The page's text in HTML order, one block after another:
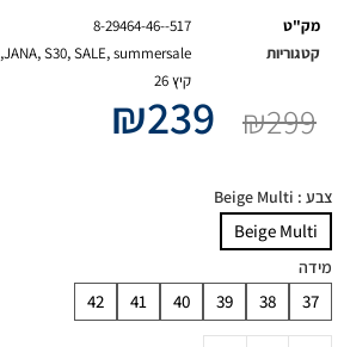
מק"ט
8-29464-46--517
קטגוריות
JANA,S30,SALE,summersale
,
קיץ 26
₪299
₪239
צבע : Beige Multi
Beige Multi
מידה
37
38
39
40
41
42